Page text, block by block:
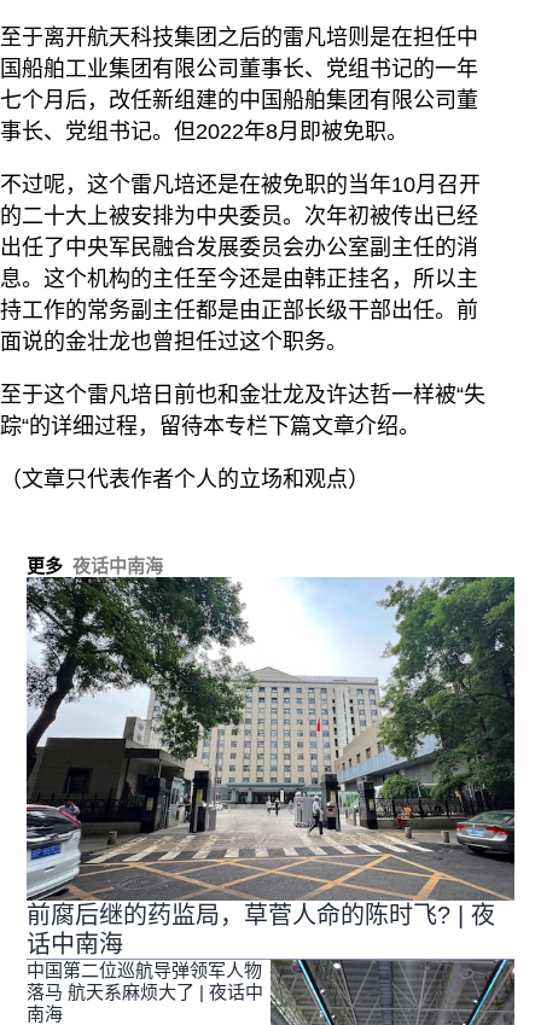
至于离开航天科技集团之后的雷凡培则是在担任中
国船舶工业集团有限公司董事长、党组书记的一年
七个月后，改任新组建的中国船舶集团有限公司董
事长、党组书记。但2022年8月即被免职。
不过呢，这个雷凡培还是在被免职的当年10月召开
的二十大上被安排为中央委员。次年初被传出已经
出任了中央军民融合发展委员会办公室副主任的消
息。这个机构的主任至今还是由韩正挂名，所以主
持工作的常务副主任都是由正部长级干部出任。前
面说的金壮龙也曾担任过这个职务。
至于这个雷凡培日前也和金壮龙及许达哲一样被“失
踪“的详细过程，留待本专栏下篇文章介绍。
（文章只代表作者个人的立场和观点）
更多 夜话中南海
前腐后继的药监局，草菅人命的陈时飞? | 夜
话中南海
中国第二位巡航导弹领军人物
落马 航天系麻烦大了 | 夜话中
南海